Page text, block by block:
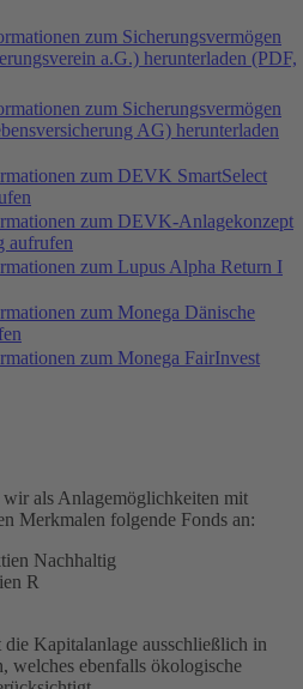
zum Sicherungsvermögen
a.G.) herunterladen (PDF,
zum Sicherungsvermögen
AG) herunterladen
zum DEVK SmartSelect
zum DEVK-Anlagekonzept
aufrufen
zum Lupus Alpha Return I
zum Monega Dänische
zum Monega FairInvest
als Anlagemöglichkeiten mit
Merkmalen folgende Fonds an:
Nachhaltig
R
Kapitalanlage ausschließlich in
welches ebenfalls ökologische